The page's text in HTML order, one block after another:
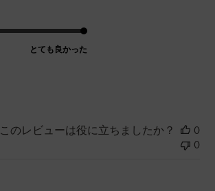
とても良かった
このレビューは役に立ちましたか？
0
0